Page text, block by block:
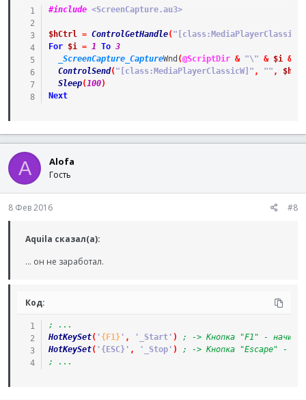
#include <ScreenCapture.au3>
$hCtrl = ControlGetHandle(
For
$i = 1 To 3
_ScreenCapture_CaptureWnd (@ScriptDir & "\" & $i &
ControlSend( "[class:MediaPlayerClassicW]" , "" ,
Sleep(100)
Next
A Alofa
Гость
8 Фев 2016 #8
Aquila сказал(а):
... он не заработал.
Код:
; ...
HotKeySet( ' {F1}' , '_Start' )
; -> Кнопка "F1" -
HotKeySet( '{ESC}' , '_Stop' )
; -> Кнопка "Escape" -
; ...